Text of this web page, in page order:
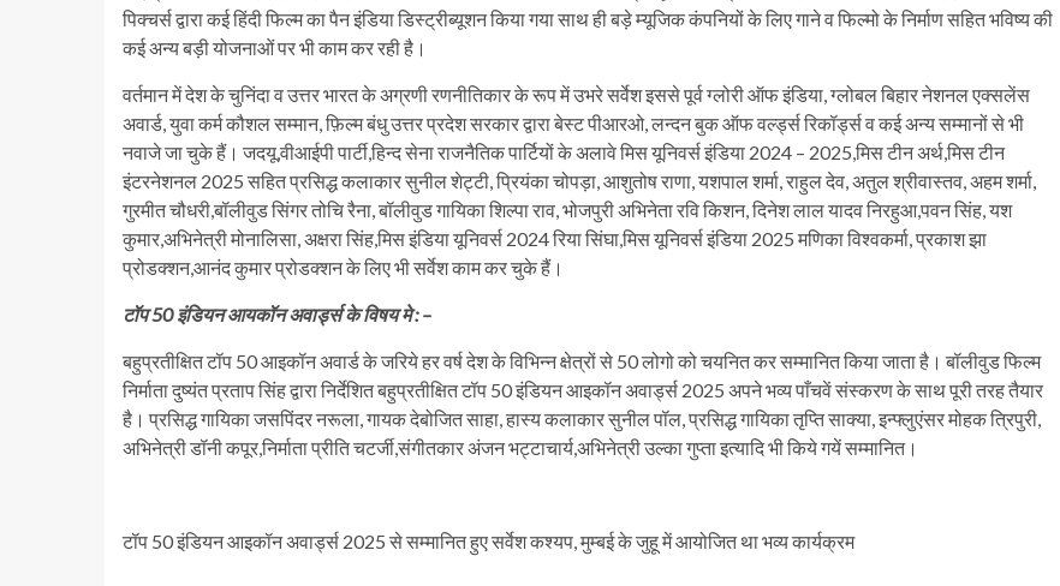
पिक्चर्स द्वारा कई हिंदी फिल्म का पैन इंडिया डिस्ट्रीब्यूशन किया गया साथ ही बड़े म्यूजिक कंपनियों के लिए गाने व फिल्मो के निर्माण सहित भविष्य की
कई अन्य बड़ी योजनाओं पर भी काम कर रही है।
वर्तमान में देश के चुनिंदा व उत्तर भारत के अग्रणी रणनीतिकार के रूप में उभरे सर्वेश इससे पूर्व ग्लोरी ऑफ इंडिया, ग्लोबल बिहार नेशनल एक्सलेंस
अवार्ड, युवा कर्म कौशल सम्मान, फ़िल्म बंधु उत्तर प्रदेश सरकार द्वारा बेस्ट पीआरओ, लन्दन बुक ऑफ वर्ल्ड्स रिकॉर्ड्स व कई अन्य सम्मानों से भी
नवाजे जा चुके हैं। जदयू,वीआईपी पार्टी,हिन्द सेना राजनैतिक पार्टियों के अलावे मिस यूनिवर्स इंडिया 2024 – 2025,मिस टीन अर्थ,मिस टीन
इंटरनेशनल 2025 सहित प्रसिद्ध कलाकार सुनील शेट्टी, प्रियंका चोपड़ा, आशुतोष राणा, यशपाल शर्मा, राहुल देव, अतुल श्रीवास्तव, अहम शर्मा,
गुरमीत चौधरी,बॉलीवुड सिंगर तोचि रैना, बॉलीवुड गायिका शिल्पा राव, भोजपुरी अभिनेता रवि किशन, दिनेश लाल यादव निरहुआ,पवन सिंह, यश
कुमार,अभिनेत्री मोनालिसा, अक्षरा सिंह,मिस इंडिया यूनिवर्स 2024 रिया सिंघा,मिस यूनिवर्स इंडिया 2025 मणिका विश्वकर्मा, प्रकाश झा
प्रोडक्शन,आनंद कुमार प्रोडक्शन के लिए भी सर्वेश काम कर चुके हैं।
टॉप 50 इंडियन आयकॉन अवार्ड्स के विषय मे : –
बहुप्रतीक्षित टॉप 50 आइकॉन अवार्ड के जरिये हर वर्ष देश के विभिन्न क्षेत्रों से 50 लोगो को चयनित कर सम्मानित किया जाता है। बॉलीवुड फिल्म
निर्माता दुष्यंत प्रताप सिंह द्वारा निर्देशित बहुप्रतीक्षित टॉप 50 इंडियन आइकॉन अवार्ड्स 2025 अपने भव्य पाँचवें संस्करण के साथ पूरी तरह तैयार
है। प्रसिद्ध गायिका जसपिंदर नरूला, गायक देबोजित साहा, हास्य कलाकार सुनील पॉल, प्रसिद्ध गायिका तृप्ति साक्या, इन्फ्लुएंसर मोहक त्रिपुरी,
अभिनेत्री डॉनी कपूर,निर्माता प्रीति चटर्जी,संगीतकार अंजन भट्टाचार्य,अभिनेत्री उल्का गुप्ता इत्यादि भी किये गयें सम्मानित।
टॉप 50 इंडियन आइकॉन अवार्ड्स 2025 से सम्मानित हुए सर्वेश कश्यप, मुम्बई के जुहू में आयोजित था भव्य कार्यक्रम